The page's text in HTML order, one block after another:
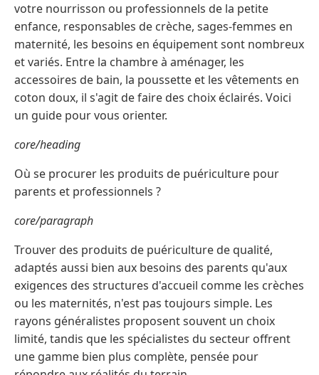
votre nourrisson ou professionnels de la petite
enfance, responsables de crèche, sages-femmes en
maternité, les besoins en équipement sont nombreux
et variés. Entre la chambre à aménager, les
accessoires de bain, la poussette et les vêtements en
coton doux, il s'agit de faire des choix éclairés. Voici
un guide pour vous orienter.
core/heading
Où se procurer les produits de puériculture pour
parents et professionnels ?
core/paragraph
Trouver des produits de puériculture de qualité,
adaptés aussi bien aux besoins des parents qu'aux
exigences des structures d'accueil comme les crèches
ou les maternités, n'est pas toujours simple. Les
rayons généralistes proposent souvent un choix
limité, tandis que les spécialistes du secteur offrent
une gamme bien plus complète, pensée pour